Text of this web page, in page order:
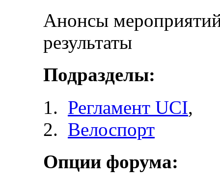
Анонсы
результаты
Подразделы:
Регламент UCI,
Велоспорт
Опции форума: